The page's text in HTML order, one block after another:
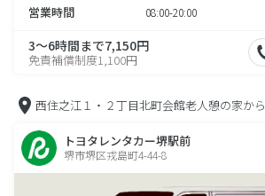
営業時間 08:00-20:00
3～6時間まで7,150円
免責補償制度1,100円
西住之江１・２丁目北町会館老人憩の家から
トヨタレンタカー堺駅前
堺市堺区戎島町4-44-8